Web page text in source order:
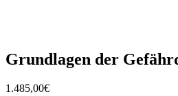
Grundlagen der
1.485,00€